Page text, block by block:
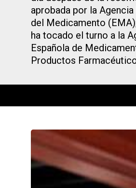
aprobada por la
del Medicamento
ha tocado el turno a la
Española de
Productos